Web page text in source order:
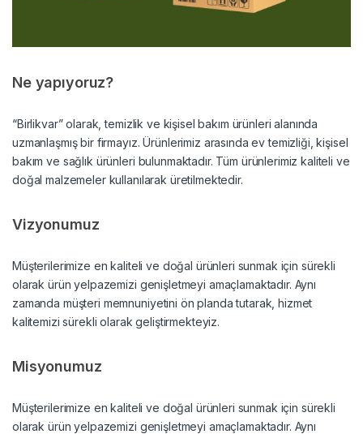
Ne yapıyoruz?
“Birlikvar” olarak, temizlik ve kişisel bakım ürünleri alanında
uzmanlaşmış bir firmayız. Ürünlerimiz arasında ev temizliği, kişisel
bakım ve sağlık ürünleri bulunmaktadır. Tüm ürünlerimiz kaliteli ve
doğal malzemeler kullanılarak üretilmektedir.
Vizyonumuz
Müşterilerimize en kaliteli ve doğal ürünleri sunmak için sürekli
olarak ürün yelpazemizi genişletmeyi amaçlamaktadır. Aynı
zamanda müşteri memnuniyetini ön planda tutarak, hizmet
kalitemizi sürekli olarak geliştirmekteyiz.
Misyonumuz
Müşterilerimize en kaliteli ve doğal ürünleri sunmak için sürekli
olarak ürün yelpazemizi genişletmeyi amaçlamaktadır. Aynı